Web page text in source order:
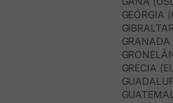
GEÓRGIA
GRÉCIA